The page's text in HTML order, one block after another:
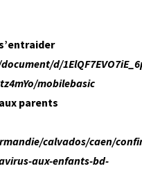
d/
mobilebasic
parents
calvados/caen/
aux-enfants-bd-